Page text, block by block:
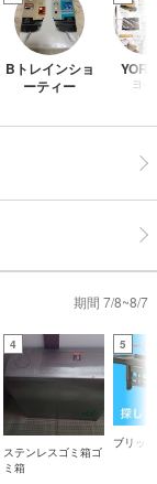
Bトレインショ
ーティー
ヨー
期間 7/8~8/7
4
ステンレスゴミ箱ゴ
ミ箱
5
ブリッ